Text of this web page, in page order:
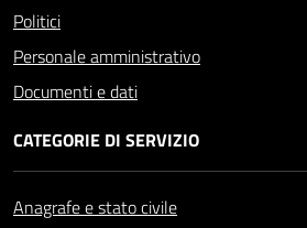
Politici
Personale amministrativo
Documenti e dati
CATEGORIE DI SERVIZIO
Anagrafe e stato civile